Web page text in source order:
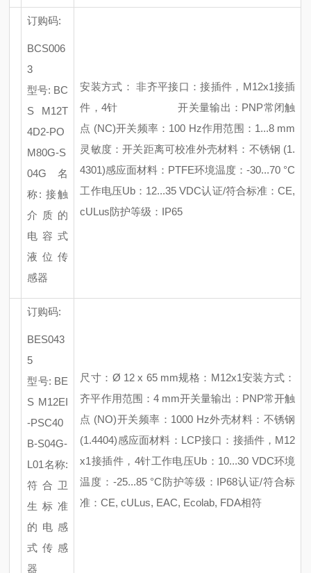
订购码:
BCS006
3
型号: BC
S M12T
4D2-PO
M80G-S
04G 名
称: 接触
介质的
电容式
液位传
感器
安装方式： 非齐平接口：接插件， M12x1接插
件，4针开关量输出： PNP常闭触
点 (NC)开关频率： 100 Hz作用范围： 1...8 mm
灵敏度：开关距离可校准外壳材料：不锈钢 (1.
4301)感应面材料： PTFE环境温度：-30...70 °C
工作电压Ub：12...35 VDC认证/符合标准：CE,
cULus防护等级： IP65
订购码:
BES043
5
型号: BE
S M12EI
-PSC40
B-S04G-
L01名称:
符合卫
生标准
的电感
式传感
器
尺寸： Ø 12 x 65 mm规格： M12x1安装方式：
齐平作用范围： 4 mm开关量输出： PNP常开触
点 (NO)开关频率： 1000 Hz外壳材料：不锈钢
(1.4404)感应面材料： LCP接口：接插件， M12
x1接插件，4针工作电压Ub：10...30 VDC环境
温度： -25...85 °C防护等级： IP68认证/符合标
准：CE, cULus, EAC, Ecolab, FDA相符